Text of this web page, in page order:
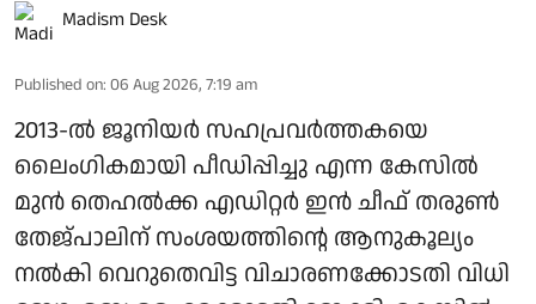
Madism Desk
Published on: 06 Aug 2026, 7:19 am
2013-ൽ ജൂനിയർ സഹപ്രവർത്തകയെ
ലൈംഗികമായി പീഡിപ്പിച്ചു എന്ന കേസിൽ
മുൻ തെഹൽക്ക എഡിറ്റർ ഇൻ ചീഫ് തരുൺ
തേജ്പാലിന് സംശയത്തിന്റെ ആനുകൂല്യം
നൽകി വെറുതെവിട്ട വിചാരണക്കോടതി വിധി